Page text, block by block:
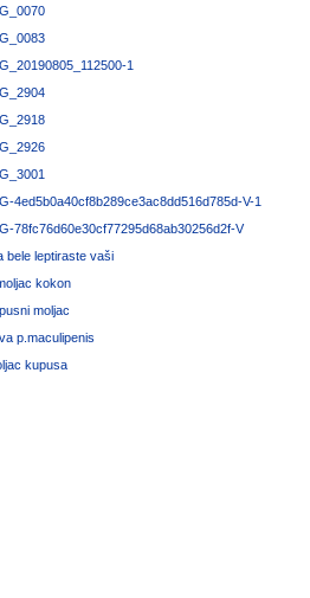
1
4ed5b0a40cf8b289ce3ac8dd516d785d-V-1
78fc76d60e30cf77295d68ab30256d2f-V
bele leptiraste vaši
kokon
moljac
p.maculipenis
kupusa